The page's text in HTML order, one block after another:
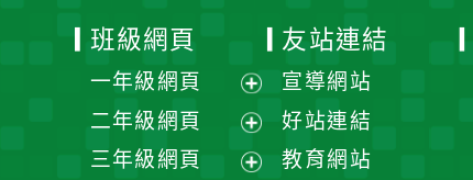
班級網頁
一年級網頁
展
開
二年級網頁
展
三年級網頁
友站連結
宣導網站
好站連結
教育網站